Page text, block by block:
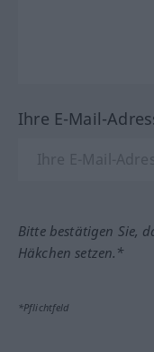
Ihre E-Mail-
Bitte bestätigen Sie,
Häkchen setzen.*
*Pflichtfeld